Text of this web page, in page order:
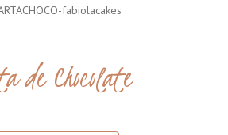
de Chocolate